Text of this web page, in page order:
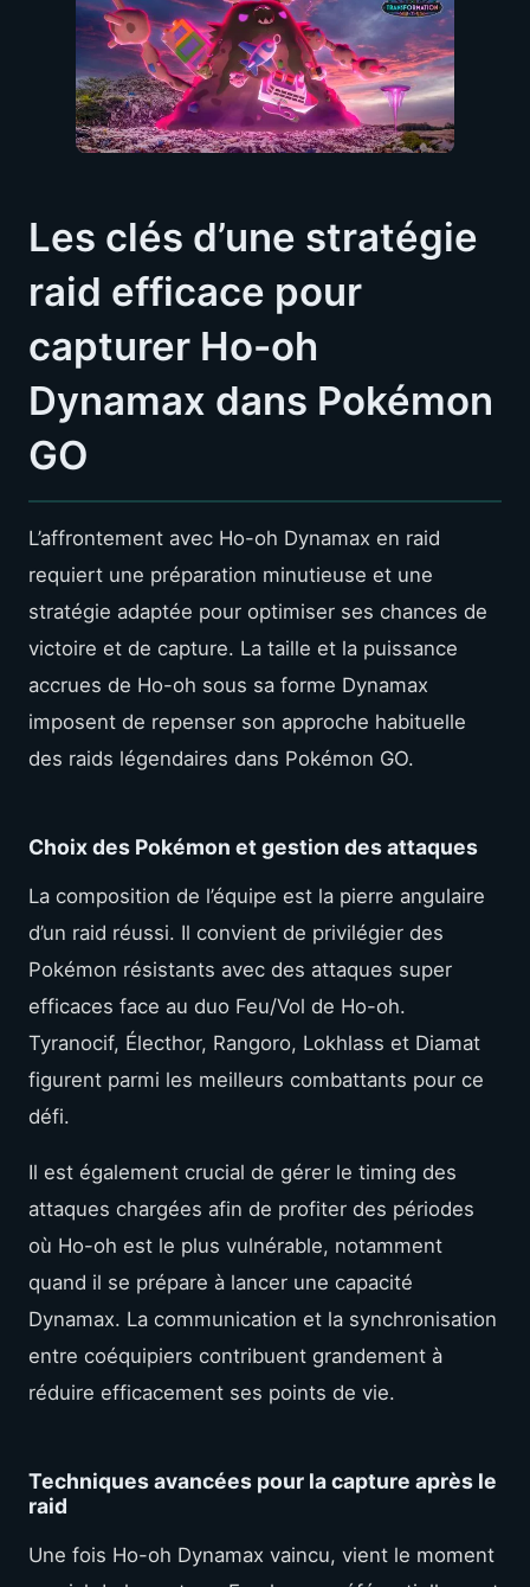
Les clés d’une stratégie
raid efficace pour
capturer Ho-oh
Dynamax dans Pokémon
GO
L’affrontement avec Ho-oh Dynamax en raid
requiert une préparation minutieuse et une
stratégie adaptée pour optimiser ses chances de
victoire et de capture. La taille et la puissance
accrues de Ho-oh sous sa forme Dynamax
imposent de repenser son approche habituelle
des raids légendaires dans Pokémon GO.
Choix des Pokémon et gestion des attaques
La composition de l’équipe est la pierre angulaire
d’un raid réussi. Il convient de privilégier des
Pokémon résistants avec des attaques super
efficaces face au duo Feu/Vol de Ho-oh.
Tyranocif, Électhor, Rangoro, Lokhlass et Diamat
figurent parmi les meilleurs combattants pour ce
défi.
Il est également crucial de gérer le timing des
attaques chargées afin de profiter des périodes
où Ho-oh est le plus vulnérable, notamment
quand il se prépare à lancer une capacité
Dynamax. La communication et la synchronisation
entre coéquipiers contribuent grandement à
réduire efficacement ses points de vie.
Techniques avancées pour la capture après le
raid
Une fois Ho-oh Dynamax vaincu, vient le moment